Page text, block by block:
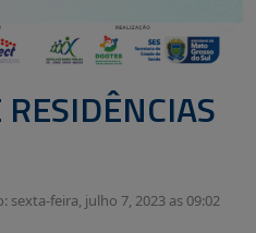
sexta-feira, julho 7, 2023 as 09:02